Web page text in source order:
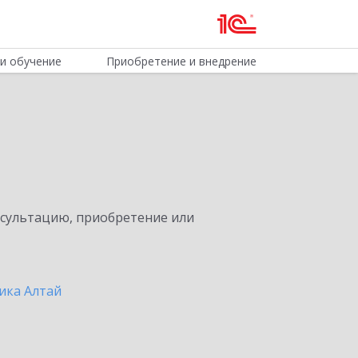
обучение Приобретение и внедрение
приобретение или
Алтай